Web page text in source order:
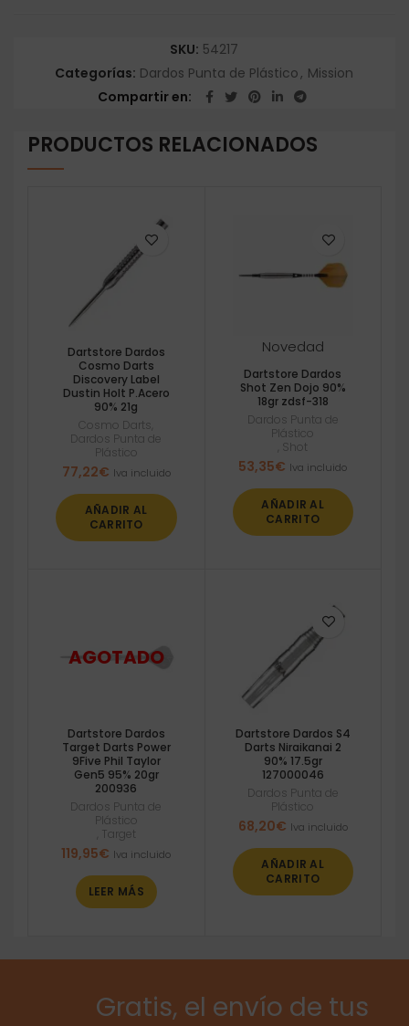
SKU: 54217
Categorías: Dardos Punta de Plástico, Mission
Compartir en
PRODUCTOS RELACIONADOS
Dartstore Dardos
Cosmo Darts
Discovery Label
Dustin Holt P.Acero
90% 21g
Cosmo Darts
Dardos Punta de
Plástico
77,22€ Iva incluido
AÑADIR AL
CARRITO
Novedad
Dartstore Dardos
Shot Zen Dojo 90%
18gr zdsf-318
Dardos Punta de
Plástico
Shot
53,35€ Iva incluido
AÑADIR AL
CARRITO
Dartstore Dardos
Target Darts Power
9Five Phil Taylor
Gen5 95% 20gr
200936
Dardos Punta de
Plástico
Target
119,95€ Iva incluido
LEER MÁS
Dartstore Dardos S4
Darts Niraikanai 2
90% 17.5gr
127000046
Dardos Punta de
Plástico
68,20€ Iva incluido
AÑADIR AL
CARRITO
Gratis, el envío de tus